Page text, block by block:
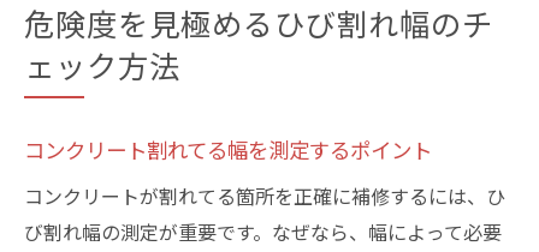
危険度を見極めるひび割れ幅のチ
ェック方法
コンクリート割れてる幅を測定するポイント
コンクリートが割れてる箇所を正確に補修するには、ひ
び割れ幅の測定が重要です。なぜなら、幅によって必要